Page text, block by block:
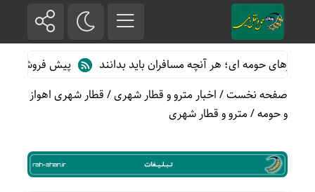
حومه ای؛ هر آنچه مسافران باید بدانند
پیش فروش بلیت
صفحه نخست/اخبار مترو و قطار شهری/قطار شهری اهواز
و حومه/مترو و قطار شهری